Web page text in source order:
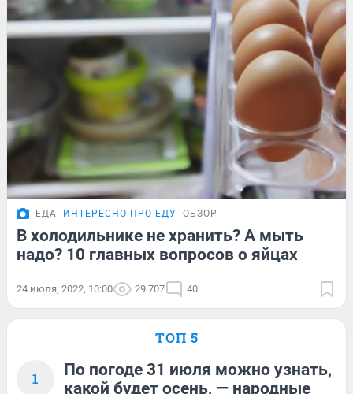
ЕДА ИНТЕРЕСНО ПРО ЕДУ ОБЗОР
В холодильнике не хранить? А мыть
надо? 10 главных вопросов о яйцах
24 июля, 2022, 10:00 29 707 40
ТОП 5
1
По погоде 31 июля можно узнать,
какой будет осень, — народные